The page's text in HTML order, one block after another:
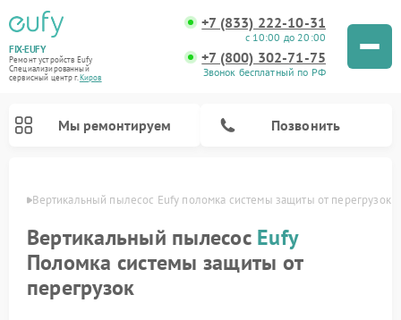
FIX-EUFY
Ремонт устройств Eufy
Специализированный
cервисный центр г.Киров
+7 (833) 222-10-31
с 10:00 до 20:00
+7 (800) 302-71-75
Звонок бесплатный по РФ
Мы ремонтируем Позвонить
Вертикальный пылесос Eufy поломка системы защиты от перегрузок
Вертикальный пылесос Eufy
Поломка системы защиты от
перегрузок